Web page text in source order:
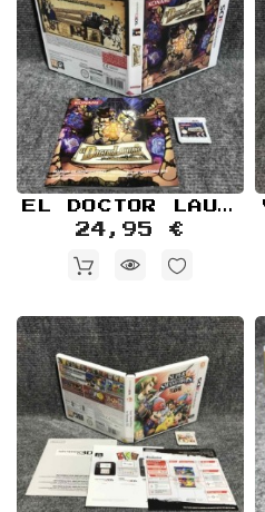
EL DOCTOR LAUTREC Y LOS CABALLEROS OLVIDADOS NINTENDO 3DS
24,95 €